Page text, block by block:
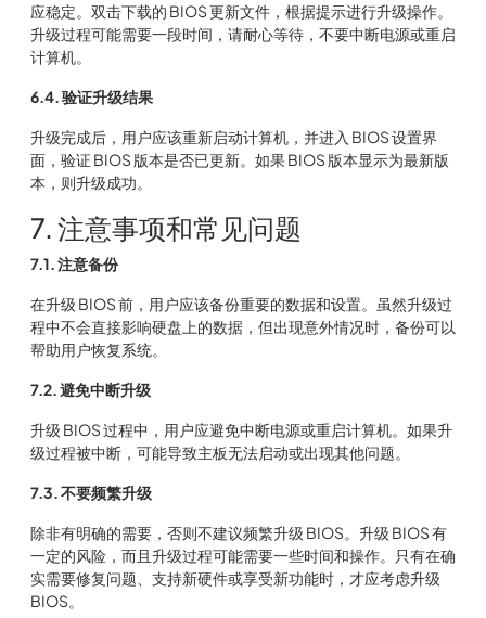
应稳定。双击下载的 BIOS 更新文件，根据提示进行升级操作。
升级过程可能需要一段时间，请耐心等待，不要中断电源或重启
计算机。
6.4. 验证升级结果
升级完成后，用户应该重新启动计算机，并进入 BIOS 设置界
面，验证 BIOS 版本是否已更新。如果 BIOS 版本显示为最新版
本，则升级成功。
7. 注意事项和常见问题
7.1. 注意备份
在升级 BIOS 前，用户应该备份重要的数据和设置。虽然升级过
程中不会直接影响硬盘上的数据，但出现意外情况时，备份可以
帮助用户恢复系统。
7.2. 避免中断升级
升级 BIOS 过程中，用户应避免中断电源或重启计算机。如果升
级过程被中断，可能导致主板无法启动或出现其他问题。
7.3. 不要频繁升级
除非有明确的需要，否则不建议频繁升级 BIOS。升级 BIOS 有
一定的风险，而且升级过程可能需要一些时间和操作。只有在确
实需要修复问题、支持新硬件或享受新功能时，才应考虑升级
BIOS。